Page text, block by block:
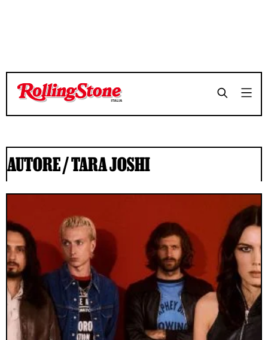
AUTORE /TARA JOSHI